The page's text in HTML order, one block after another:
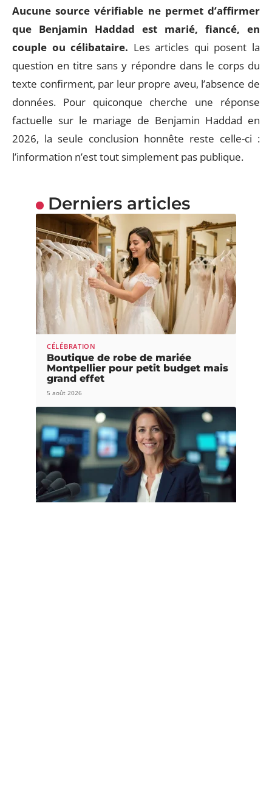
Aucune source vérifiable ne permet d’affirmer
que Benjamin Haddad est marié, fiancé, en
couple ou célibataire. Les articles qui posent la
question en titre sans y répondre dans le corps du
texte confirment, par leur propre aveu, l’absence de
données. Pour quiconque cherche une réponse
factuelle sur le mariage de Benjamin Haddad en
2026, la seule conclusion honnête reste celle-ci :
l’information n’est tout simplement pas publique.
Derniers articles
CÉLÉBRATION
Boutique de robe de mariée
Montpellier pour petit budget mais
grand effet
5 août 2026